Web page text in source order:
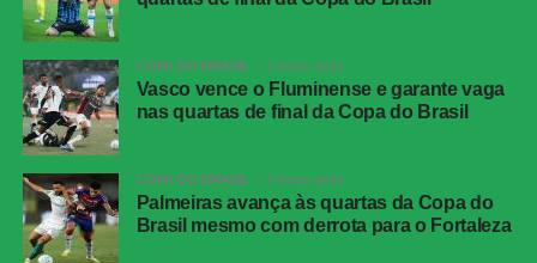
TÉCNICA
Partida
Competição
Campeonato Brasileiro – 21ª rodada
Local
Neo Química Arena, São Paulo (SP)
Data
Horário
19h30 (de Brasília)
Público
38.963 torcedores
COPA DO BRASIL 3 horas atrás
Vasco vence o Fluminense e garante vaga
nas quartas de final da Copa do Brasil
COPA DO BRASIL 3 horas atrás
Palmeiras avança às quartas da Copa do
Brasil mesmo com derrota para o Fortaleza